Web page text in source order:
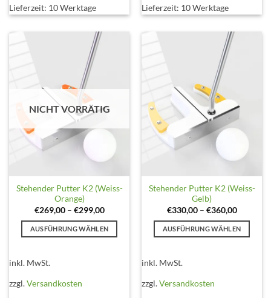
auf.
Optionen
können
Produktseite
gewählt
werden
Lieferzeit: 10 Werktage
auf.
Optionen
können
Produktseite
gewählt
werden
Lieferzeit: 10 Werktage
NICHT VORRÄTIG
Stehender Putter K2 (Weiss-
Orange)
€269,00– €299,00
AUSFÜHRUNG WÄHLEN
mehrere
inkl. MwSt.
zzgl.Versandkosten
Stehender Putter K2 (Weiss-
Gelb)
€330,00– €360,00
AUSFÜHRUNG WÄHLEN
mehrere
inkl. MwSt.
zzgl.Versandkosten